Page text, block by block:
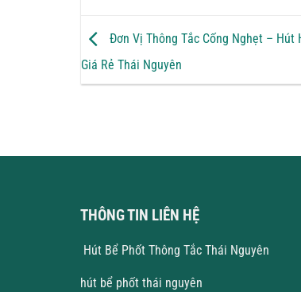
Đơn Vị Thông Tắc Cống Nghẹt – Hút
Giá Rẻ Thái Nguyên
THÔNG TIN LIÊN HỆ
Hút Bể Phốt Thông Tắc Thái Nguyên
hút bể phốt thái nguyên